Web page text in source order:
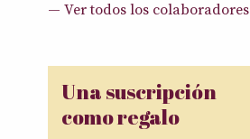
— Ver todos los colaboradores
Una suscripción
como regalo